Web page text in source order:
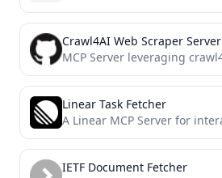
Crawl4AI Web Scraper Server
Linear Task Fetcher
IETF Document Fetcher